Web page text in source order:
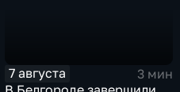
7 августа
3 мин